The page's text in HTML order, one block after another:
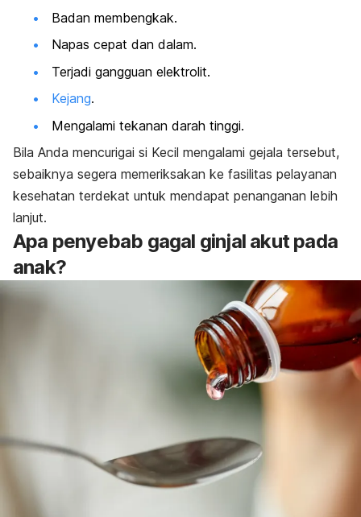
Badan membengkak.
Napas cepat dan dalam.
Terjadi gangguan elektrolit.
Kejang.
Mengalami tekanan darah tinggi.
Bila Anda mencurigai si Kecil mengalami gejala tersebut,
sebaiknya segera memeriksakan ke fasilitas pelayanan
kesehatan terdekat untuk mendapat penanganan lebih
lanjut.
Apa penyebab gagal ginjal akut pada
anak?